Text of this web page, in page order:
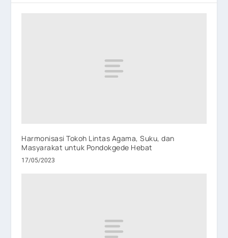
Harmonisasi Tokoh Lintas Agama, Suku, dan
Masyarakat untuk Pondokgede Hebat
17/05/2023